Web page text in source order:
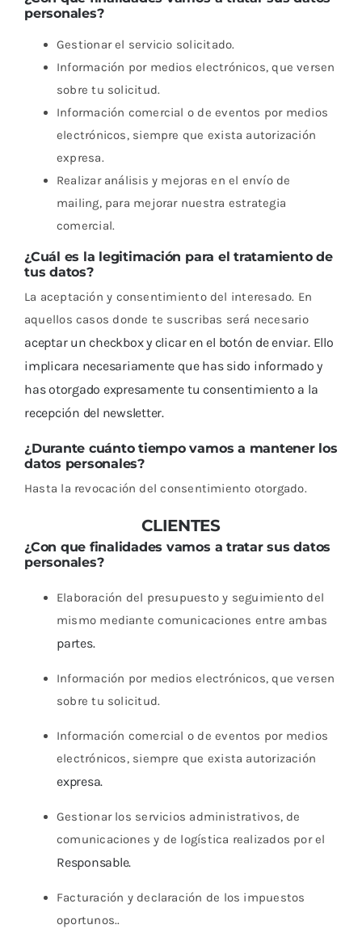
personales?
Gestionar el servicio solicitado.
Información por medios electrónicos, que versen
sobre tu solicitud.
Información comercial o de eventos por medios
electrónicos, siempre que exista autorización
expresa.
Realizar análisis y mejoras en el envío de
mailing, para mejorar nuestra estrategia
comercial.
¿Cuál es la legitimación para el tratamiento de
tus datos?
La aceptación y consentimiento del interesado. En
aquellos casos donde te suscribas será necesario
aceptar un checkbox y clicar en el botón de enviar. Ello
implicara necesariamente que has sido informado y
has otorgado expresamente tu consentimiento a la
recepción del newsletter.
¿Durante cuánto tiempo vamos a mantener los
datos personales?
Hasta la revocación del consentimiento otorgado.
CLIENTES
¿Con que finalidades vamos a tratar sus datos
personales?
Elaboración del presupuesto y seguimiento del
mismo mediante comunicaciones entre ambas
partes.
Información por medios electrónicos, que versen
sobre tu solicitud.
Información comercial o de eventos por medios
electrónicos, siempre que exista autorización
expresa.
Gestionar los servicios administrativos, de
comunicaciones y de logística realizados por el
Responsable.
Facturación y declaración de los impuestos
oportunos..